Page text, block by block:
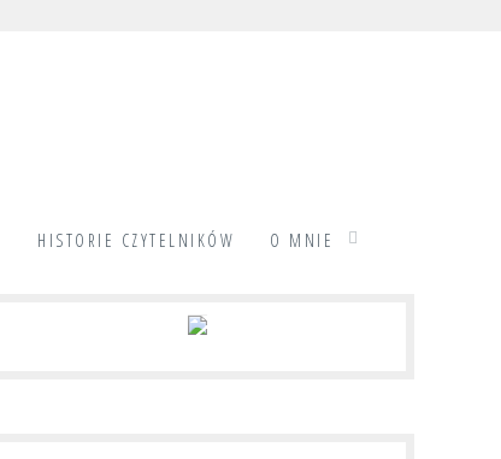
HISTORIE CZYTELNIKÓW O MNIE